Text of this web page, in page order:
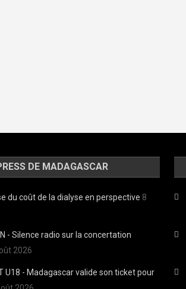
DE MADAGASCAR
du coût de la dialyse en perspective 8
- Silence radio sur la concertation
2026
U18 - Madagascar valide son ticket pour